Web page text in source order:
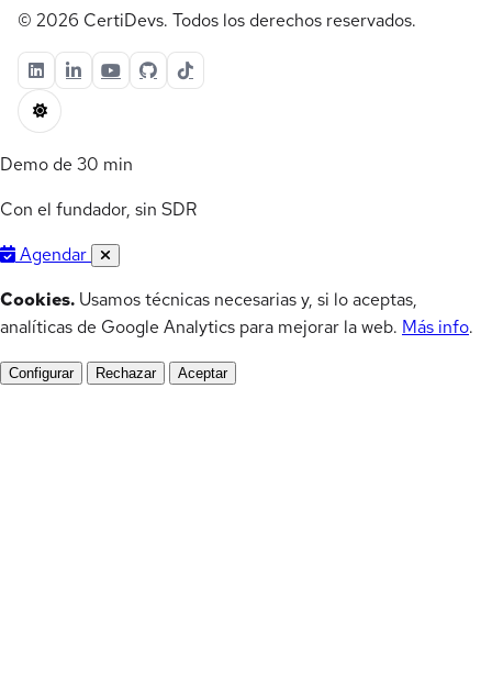
© 2026 CertiDevs. Todos los derechos reservados.
Demo de 30 min
Con el fundador, sin SDR
Agendar
Cookies. Usamos técnicas necesarias y, si lo aceptas,
analíticas de Google Analytics para mejorar la web. Más info.
Configurar Rechazar Aceptar